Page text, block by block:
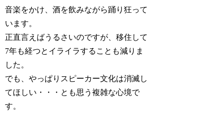
音楽をかけ、酒を飲みながら踊り狂って
います。
正直言えばうるさいのですが、移住して
7年も経つとイライラすることも減りま
した。
でも、やっぱりスピーカー文化は消滅し
てほしい・・・とも思う複雑な心境で
す。